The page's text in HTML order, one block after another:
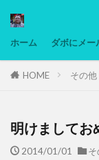
ホーム ダボにメー
HOME その他
明けましてお
2014/01/01
タグ
ヨーグルト